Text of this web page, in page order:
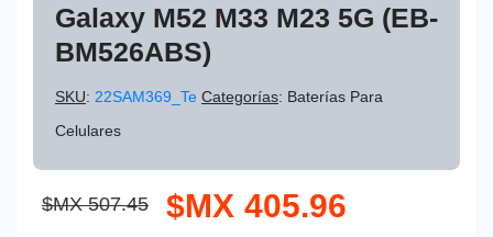
Galaxy M52 M33 M23 5G (EB-
BM526ABS)
SKU: 22SAM369_Te Categorías: Baterías Para
Celulares
$MX 507.45 $MX 405.96